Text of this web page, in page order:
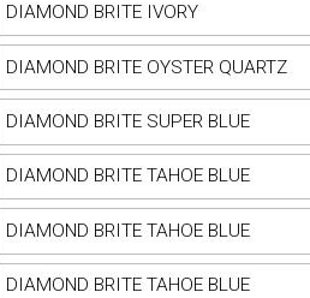
DIAMOND BRITE IVORY
DIAMOND BRITE OYSTER QUARTZ
DIAMOND BRITE SUPER BLUE
DIAMOND BRITE TAHOE BLUE
DIAMOND BRITE TAHOE BLUE
DIAMOND BRITE TAHOE BLUE